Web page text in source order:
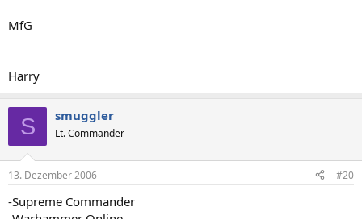
MfG
Harry
S smuggler
Lt. Commander
13. Dezember 2006 #20
-Supreme Commander